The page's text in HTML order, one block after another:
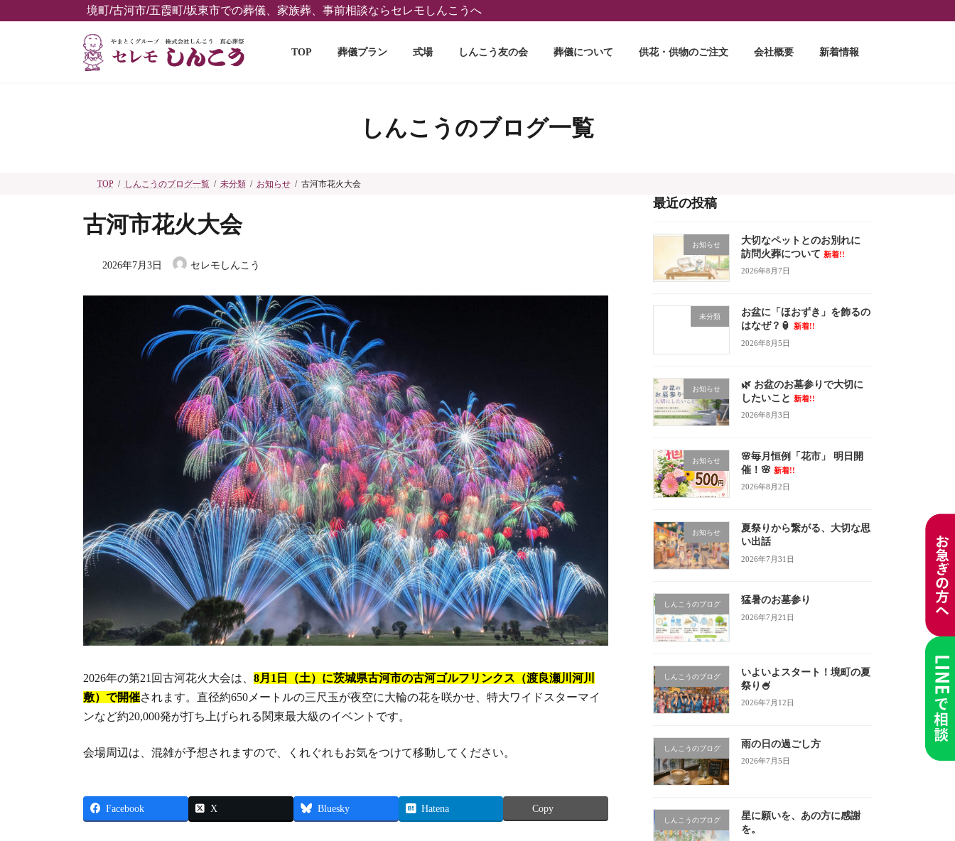
ン
ビ
境町/古河市/五霞町/坂東市での葬儀、家族葬、事前相談ならセレモしんこうへ
TOP 葬儀プラン 式場 しんこう友の会 葬儀について 供花・供物のご注文 会社概要 新着情報
しんこうのブログ一覧
TOP しんこうのブログ一覧 未分類 お知らせ 古河市花火大会
古河市花火大会
2026年7月3日 セレモしんこう
2026年の第21回古河花火大会は、 8月1日（土）に茨城県古河市の古河ゴルフリンクス（渡良瀬川河川
敷）で開催されます。直径約650メートルの三尺玉が夜空に大輪の花を咲かせ、特大ワイドスターマイ
ンなど約20,000発が打ち上げられる関東最大級のイベントです。
会場周辺は、混雑が予想されますので、くれぐれもお気をつけて移動してください。
Facebook X Bluesky Hatena Copy
最近の投稿
お知らせ
大切なペットとのお別れに
訪問火葬について 新着!!
2026年8月7日
未分類
お盆に「ほおずき」を飾るの
はなぜ？🏮
新着!!
2026年8月5日
お知らせ
🌿 お盆のお墓参りで大切に
したいこと 新着!!
2026年8月3日
お知らせ
🌸毎月恒例「花市」 明日開
催！🌸 新着!!
2026年8月2日
お知らせ
夏祭りから繋がる、大切な思
い出話
2026年7月31日
しんこうのブログ 猛暑のお墓参り
2026年7月21日
しんこうのブログ
いよいよスタート！境町の夏
祭り🍧
2026年7月12日
しんこうのブログ 雨の日の過ごし方
2026年7月5日
しんこうのブログ
星に願いを、あの方に感謝
を。